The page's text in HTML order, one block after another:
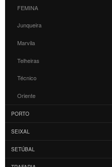
FEMINA
Junqueira
Marvila
Telheiras
Técnico
Oriente
PORTO
SEIXAL
SETÚBAL